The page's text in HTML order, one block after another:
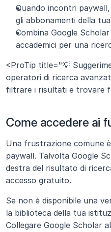
Quando incontri
gli abbonamenti della
Combina Google
accademici per una
<ProTip title="💡
operatori di ricerca
filtrare i risultati e trovare
Come accedere ai
Una frustrazione comune
paywall. Talvolta Google
destra del risultato di
accesso gratuito.
Se non è disponibile una
la biblioteca della tua
Collegare Google Scholar